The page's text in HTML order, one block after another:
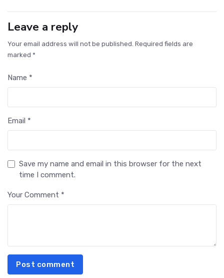
Leave a reply
Your email address will not be published. Required fields are
marked *
Name *
Email *
Save my name and email in this browser for the next
time I comment.
Your Comment *
Post comment